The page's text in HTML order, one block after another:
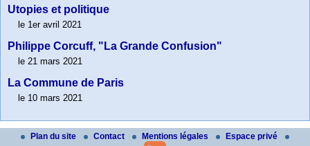
Utopies et politique
le 1er avril 2021
Philippe Corcuff, "La Grande Confusion"
le 21 mars 2021
La Commune de Paris
le 10 mars 2021
Plan du site Contact Mentions légales Espace privé